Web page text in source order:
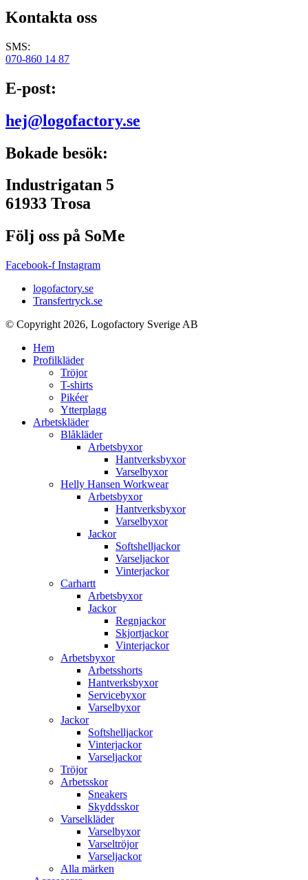
Kontakta oss
SMS:
070-860 14 87
E-post:
hej@logofactory.se
Bokade besök:
Industrigatan 5
61933 Trosa
Följ oss på SoMe
Facebook-f Instagram
logofactory.se
Transfertryck.se
© Copyright 2026, Logofactory Sverige AB
Hem
Profilkläder
Tröjor
T-shirts
Pikéer
Ytterplagg
Arbetskläder
Blåkläder
Arbetsbyxor
Hantverksbyxor
Varselbyxor
Helly Hansen Workwear
Arbetsbyxor
Hantverksbyxor
Varselbyxor
Jackor
Softshelljackor
Varseljackor
Vinterjackor
Carhartt
Arbetsbyxor
Jackor
Regnjackor
Skjortjackor
Vinterjackor
Arbetsbyxor
Arbetsshorts
Hantverksbyxor
Servicebyxor
Varselbyxor
Jackor
Softshelljackor
Vinterjackor
Varseljackor
Tröjor
Arbetsskor
Sneakers
Skyddsskor
Varselkläder
Varselbyxor
Varseltröjor
Varseljackor
Alla märken